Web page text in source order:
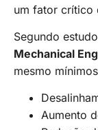
um fator crítico
Segundo
Mechanical
mesmo
Aumento